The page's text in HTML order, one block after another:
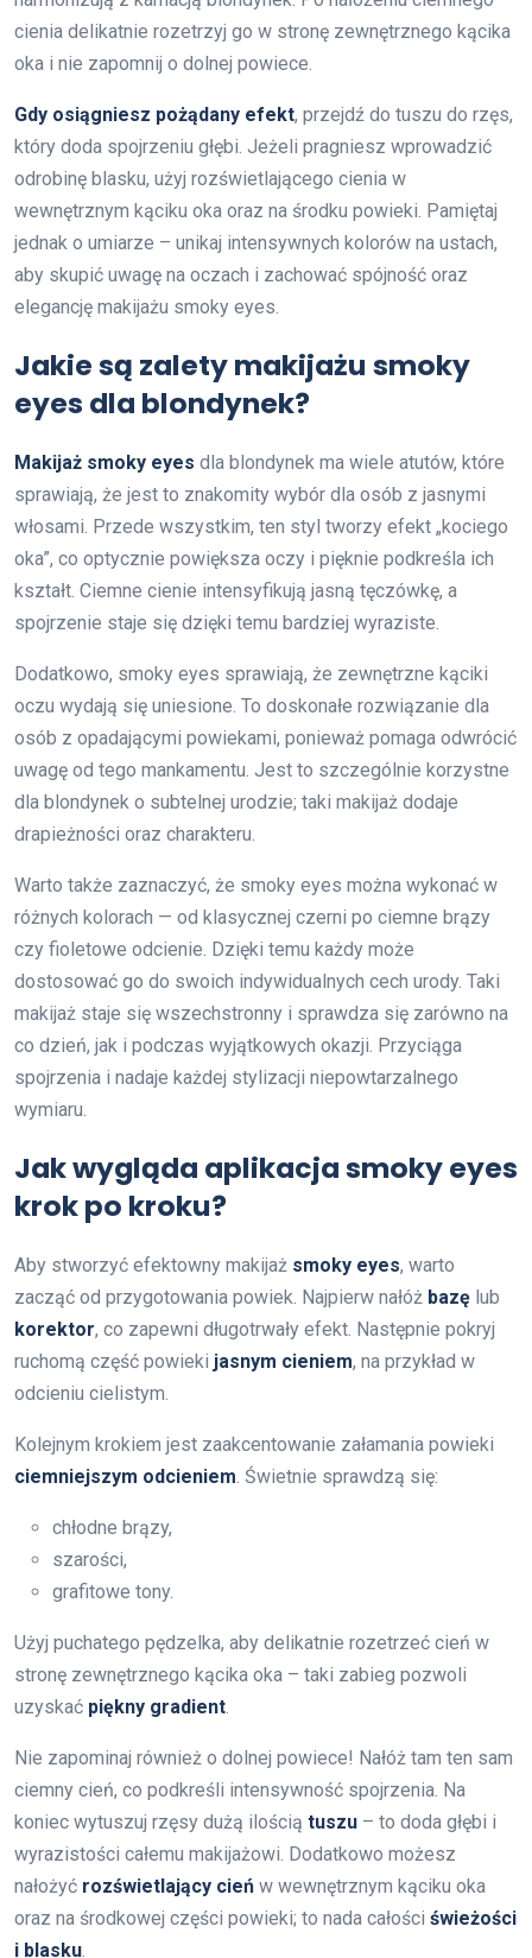
cienia delikatnie rozetrzyj go w stronę zewnętrznego kącika
oka i nie zapomnij o dolnej powiece.
Gdy osiągniesz pożądany efekt, przejdź do tuszu do rzęs,
który doda spojrzeniu głębi. Jeżeli pragniesz wprowadzić
odrobinę blasku, użyj rozświetlającego cienia w
wewnętrznym kąciku oka oraz na środku powieki. Pamiętaj
jednak o umiarze – unikaj intensywnych kolorów na ustach,
aby skupić uwagę na oczach i zachować spójność oraz
elegancję makijażu smoky eyes.
Jakie są zalety makijażu smoky
eyes dla blondynek?
Makijaż smoky eyes dla blondynek ma wiele atutów, które
sprawiają, że jest to znakomity wybór dla osób z jasnymi
włosami. Przede wszystkim, ten styl tworzy efekt „kociego
oka”, co optycznie powiększa oczy i pięknie podkreśla ich
kształt. Ciemne cienie intensyfikują jasną tęczówkę, a
spojrzenie staje się dzięki temu bardziej wyraziste.
Dodatkowo, smoky eyes sprawiają, że zewnętrzne kąciki
oczu wydają się uniesione. To doskonałe rozwiązanie dla
osób z opadającymi powiekami, ponieważ pomaga odwrócić
uwagę od tego mankamentu. Jest to szczególnie korzystne
dla blondynek o subtelnej urodzie; taki makijaż dodaje
drapieżności oraz charakteru.
Warto także zaznaczyć, że smoky eyes można wykonać w
różnych kolorach — od klasycznej czerni po ciemne brązy
czy fioletowe odcienie. Dzięki temu każdy może
dostosować go do swoich indywidualnych cech urody. Taki
makijaż staje się wszechstronny i sprawdza się zarówno na
co dzień, jak i podczas wyjątkowych okazji. Przyciąga
spojrzenia i nadaje każdej stylizacji niepowtarzalnego
wymiaru.
Jak wygląda aplikacja smoky eyes
krok po kroku?
Aby stworzyć efektowny makijaż smoky eyes, warto
zacząć od przygotowania powiek. Najpierw nałóż bazę lub
korektor, co zapewni długotrwały efekt. Następnie pokryj
ruchomą część powieki jasnym cieniem, na przykład w
odcieniu cielistym.
Kolejnym krokiem jest zaakcentowanie załamania powieki
ciemniejszym odcieniem. Świetnie sprawdzą się:
chłodne brązy,
szarości,
grafitowe tony.
Użyj puchatego pędzelka, aby delikatnie rozetrzeć cień w
stronę zewnętrznego kącika oka – taki zabieg pozwoli
uzyskać piękny gradient.
Nie zapominaj również o dolnej powiece! Nałóż tam ten sam
ciemny cień, co podkreśli intensywność spojrzenia. Na
koniec wytuszuj rzęsy dużą ilością tuszu – to doda głębi i
wyrazistości całemu makijażowi. Dodatkowo możesz
nałożyć rozświetlający cień w wewnętrznym kąciku oka
oraz na środkowej części powieki; to nada całości świeżości
i blasku.